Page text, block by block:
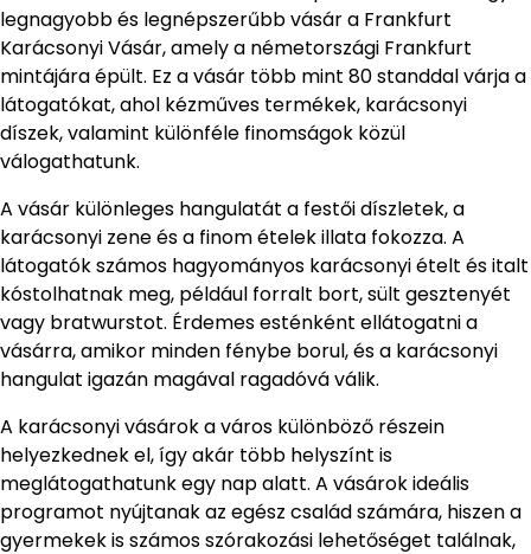
legnagyobb és legnépszerűbb vásár a Frankfurt
Karácsonyi Vásár, amely a németországi Frankfurt
mintájára épült. Ez a vásár több mint 80 standdal várja a
látogatókat, ahol kézműves termékek, karácsonyi
díszek, valamint különféle finomságok közül
válogathatunk.
A vásár különleges hangulatát a festői díszletek, a
karácsonyi zene és a finom ételek illata fokozza. A
látogatók számos hagyományos karácsonyi ételt és italt
kóstolhatnak meg, például forralt bort, sült gesztenyét
vagy bratwurstot. Érdemes esténként ellátogatni a
vásárra, amikor minden fénybe borul, és a karácsonyi
hangulat igazán magával ragadóvá válik.
A karácsonyi vásárok a város különböző részein
helyezkednek el, így akár több helyszínt is
meglátogathatunk egy nap alatt. A vásárok ideális
programot nyújtanak az egész család számára, hiszen a
gyermekek is számos szórakozási lehetőséget találnak,